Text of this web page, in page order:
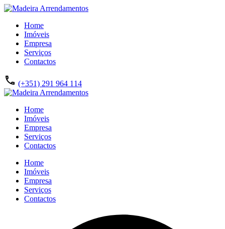
Home
Imóveis
Empresa
Serviços
Contactos
(+351) 291 964 114
Home
Imóveis
Empresa
Serviços
Contactos
Home
Imóveis
Empresa
Serviços
Contactos